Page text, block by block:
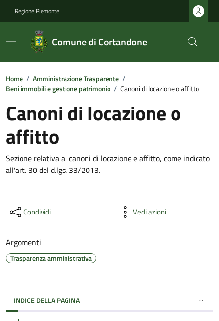
Regione Piemonte
Comune di Cortandone
Home / Amministrazione Trasparente /
Beni immobili e gestione patrimonio / Canoni di locazione o affitto
Canoni di locazione o
affitto
Sezione relativa ai canoni di locazione e affitto, come indicato
all'art. 30 del d.lgs. 33/2013.
Condividi Vedi azioni
Argomenti
Trasparenza amministrativa
INDICE DELLA PAGINA